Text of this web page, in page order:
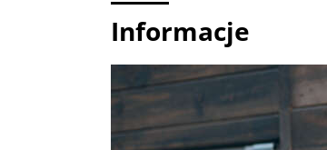
Informacje